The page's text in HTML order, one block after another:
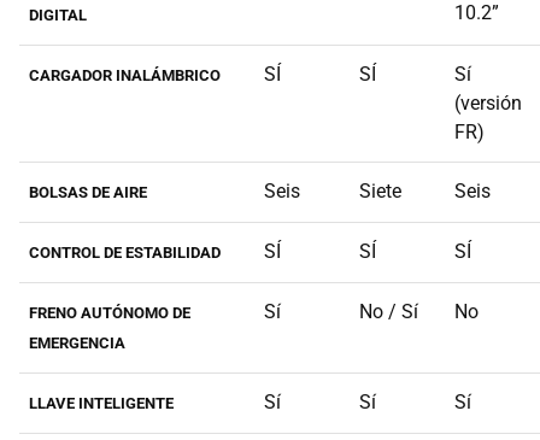
DIGITAL
10.2”
CARGADOR INALÁMBRICO SÍ SÍ
Sí
(versión
FR)
BOLSAS DE AIRE Seis Siete Seis
CONTROL DE ESTABILIDAD SÍ SÍ SÍ
FRENO AUTÓNOMO DE
EMERGENCIA
Sí No / Sí No
LLAVE INTELIGENTE Sí Sí Sí